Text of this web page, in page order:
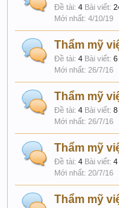
Đề tài: 4 Bài viết:
4/10/19
Thẩm mỹ
Đề tài: 4 Bài viết: 6
26/7/16
Thẩm mỹ
Đề tài: 4 Bài viết: 8
26/7/16
Thẩm mỹ
Đề tài: 4 Bài viết: 4
20/7/16
Thẩm mỹ